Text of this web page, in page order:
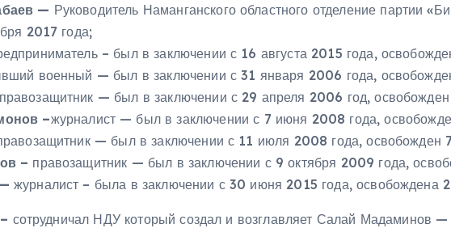
— Руководитель Наманганского областного отделение партии
2017 года;
– был в заключении с 16 августа 2015 года,
военный — был в заключении с 31 января 2006 года,
правозащитник — был в заключении с 29 апреля 2006 год,
–журналист — был в заключении с 7 июня 2008 года,
— был в заключении с 11 июля 2008 года, освобожден
– правозащитник — был в заключении с 9 октября 2009 года,
журналист – была в заключении с 30 июня 2015 года, освобождена
– сотрудничал НДУ который создал и возглавляет Салай Мадаминов